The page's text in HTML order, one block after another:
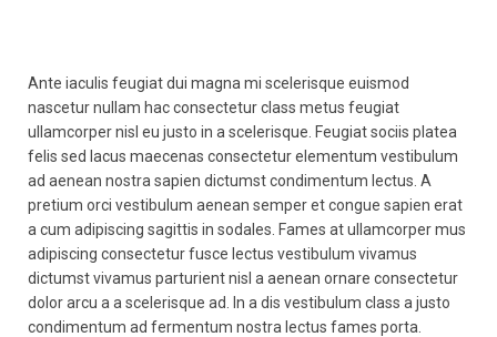
Ante iaculis feugiat dui magna mi scelerisque euismod
nascetur nullam hac consectetur class metus feugiat
ullamcorper nisl eu justo in a scelerisque. Feugiat sociis platea
felis sed lacus maecenas consectetur elementum vestibulum
ad aenean nostra sapien dictumst condimentum lectus. A
pretium orci vestibulum aenean semper et congue sapien erat
a cum adipiscing sagittis in sodales. Fames at ullamcorper mus
adipiscing consectetur fusce lectus vestibulum vivamus
dictumst vivamus parturient nisl a aenean ornare consectetur
dolor arcu a a scelerisque ad. In a dis vestibulum class a justo
condimentum ad fermentum nostra lectus fames porta.